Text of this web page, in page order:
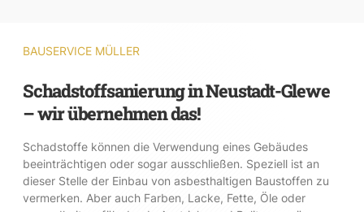
BAUSERVICE MÜLLER
Schadstoffsanierung in Neustadt-Glewe
– wir übernehmen das!
Schadstoffe können die Verwendung eines Gebäudes
beeinträchtigen oder sogar ausschließen. Speziell ist an
dieser Stelle der Einbau von asbesthaltigen Baustoffen zu
vermerken. Aber auch Farben, Lacke, Fette, Öle oder